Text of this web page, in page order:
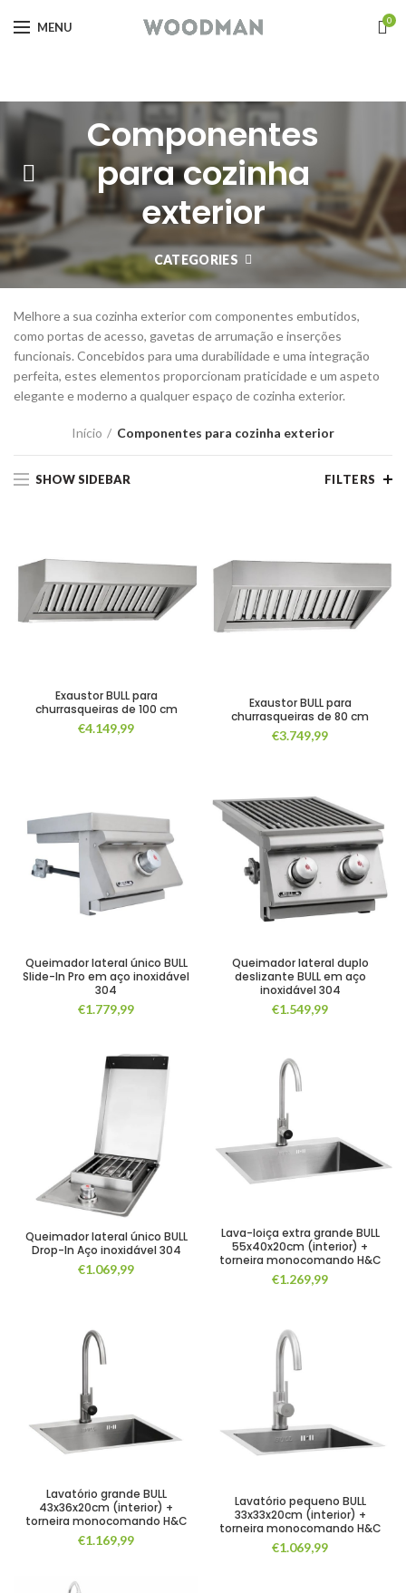
MENU 0
Componentes
para cozinha
exterior
CATEGORIES
Melhore a sua cozinha exterior com componentes embutidos,
como portas de acesso, gavetas de arrumação e inserções
funcionais. Concebidos para uma durabilidade e uma integração
perfeita, estes elementos proporcionam praticidade e um aspeto
elegante e moderno a qualquer espaço de cozinha exterior.
Início Componentes para cozinha exterior
SHOW SIDEBAR FILTERS
Exaustor BULL para
churrasqueiras de 100 cm
€4.149,99
Exaustor BULL para
churrasqueiras de 80 cm
€3.749,99
Queimador lateral único BULL
Slide-In Pro em aço inoxidável
304
€1.779,99
Queimador lateral duplo
deslizante BULL em aço
inoxidável 304
€1.549,99
Queimador lateral único BULL
Drop-In Aço inoxidável 304
€1.069,99
Lava-loiça extra grande BULL
55x40x20cm (interior) +
torneira monocomando H&C
€1.269,99
Lavatório grande BULL
43x36x20cm (interior) +
torneira monocomando H&C
€1.169,99
Lavatório pequeno BULL
33x33x20cm (interior) +
torneira monocomando H&C
€1.069,99